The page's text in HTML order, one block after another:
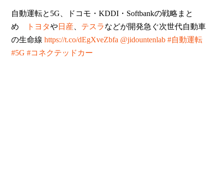
自動運転と5G、ドコモ・KDDI・Softbankの戦略まと
め
トヨタや日産、 テスラなどが開発急ぐ次世代自動車
の生命線 https://t.co/dEgXveZbfa @jidountenlab #自動運転
#5G #コネクテッドカー